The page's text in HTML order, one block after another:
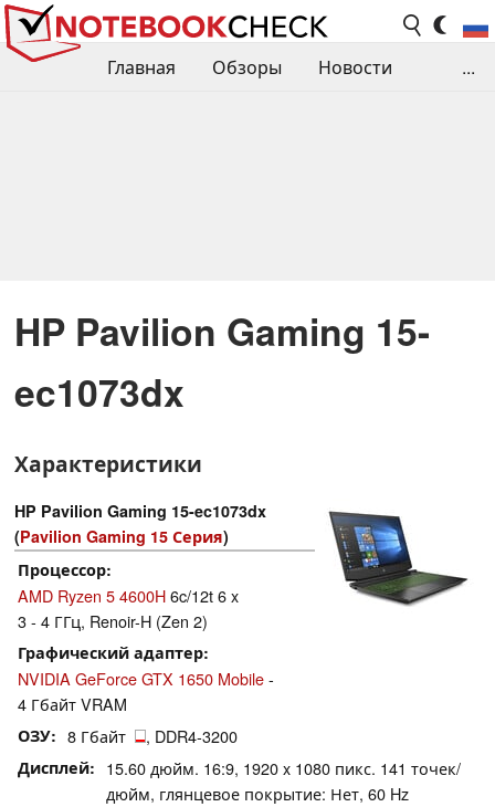
Главная Обзоры
Новости
...
HP Pavilion Gaming 15-
ec1073dx
Характеристики
HP Pavilion Gaming 15-ec1073dx
(Pavilion Gaming 15 Серия)
Процессор
AMD Ryzen 5 4600H6c/12t 6 x
3 - 4 ГГц, Renoir-H (Zen 2)
Графический адаптер
NVIDIA GeForce GTX 1650 Mobile-
4 Гбайт VRAM
ОЗУ 8 Гбайт , DDR4-3200
Дисплей
15.60 дюйм. 16:9, 1920 x 1080 пикс. 141 точек/
дюйм, глянцевое покрытие: Нет, 60 Hz